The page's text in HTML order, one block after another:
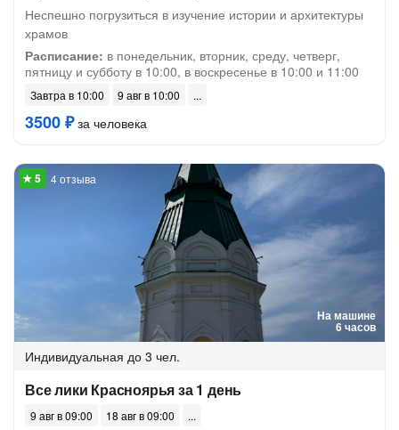
Неспешно погрузиться в изучение истории и архитектуры
храмов
Расписание: в понедельник, вторник, среду, четверг,
пятницу и субботу в 10:00, в воскресенье в 10:00 и 11:00
Завтра в 10:00 9 авг в 10:00
3500 ₽за человека
На машине
6 часов
4 отзыва
Индивидуальная до 3 чел.
Все лики Красноярья за 1 день
9 авг в 09:00 18 авг в 09:00